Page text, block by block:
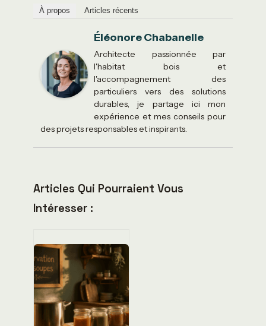
À propos Articles récents
Éléonore Chabanelle
Architecte passionnée par
l'habitat bois et
l'accompagnement des
particuliers vers des solutions
durables, je partage ici mon
expérience et mes conseils pour
des projets responsables et inspirants.
Articles Qui Pourraient Vous
Intéresser :